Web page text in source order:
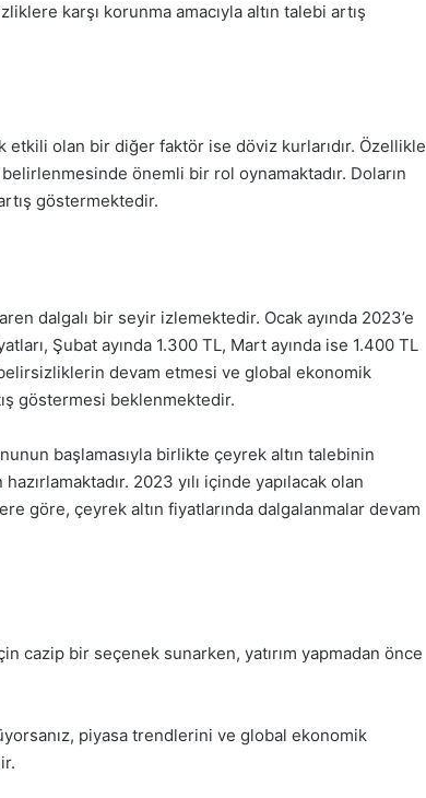
karşı korunma amacıyla altın talebi artış
etkili olan bir diğer faktör ise döviz kurlarıdır. Özellikle
önemli bir rol oynamaktadır. Doların
göstermektedir.
dalgalı bir seyir izlemektedir. Ocak ayında 2023’e
Şubat ayında 1.300 TL, Mart ayında ise 1.400 TL
belirsizliklerin devam etmesi ve global ekonomik
göstermesi beklenmektedir.
başlamasıyla birlikte çeyrek altın talebinin
2023 yılı içinde yapılacak olan
göre, çeyrek altın fiyatlarında dalgalanmalar devam
cazip bir seçenek sunarken, yatırım yapmadan önce
piyasa trendlerini ve global ekonomik